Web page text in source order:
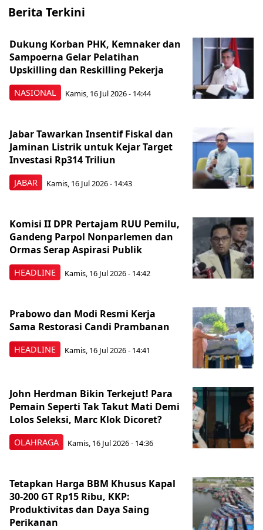
Berita Terkini
NASIONAL
Dukung Korban PHK, Kemnaker dan
Sampoerna Gelar Pelatihan
Upskilling dan Reskilling Pekerja
Kamis, 16 Jul 2026 - 14:44
JABAR
Jabar Tawarkan Insentif Fiskal dan
Jaminan Listrik untuk Kejar Target
Investasi Rp314 Triliun
Kamis, 16 Jul 2026 - 14:43
HEADLINE
Komisi II DPR Pertajam RUU Pemilu,
Gandeng Parpol Nonparlemen dan
Ormas Serap Aspirasi Publik
Kamis, 16 Jul 2026 - 14:42
HEADLINE
Prabowo dan Modi Resmi Kerja
Sama Restorasi Candi Prambanan
Kamis, 16 Jul 2026 - 14:41
OLAHRAGA
John Herdman Bikin Terkejut! Para
Pemain Seperti Tak Takut Mati Demi
Lolos Seleksi, Marc Klok Dicoret?
Kamis, 16 Jul 2026 - 14:36
Tetapkan Harga BBM Khusus Kapal
30-200 GT Rp15 Ribu, KKP:
Produktivitas dan Daya Saing
Perikanan